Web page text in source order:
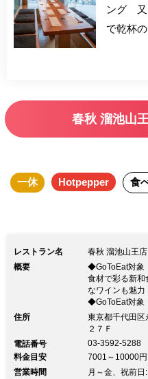
ング 又は
で乾杯
意。 食
も承り
春秋 溜池山
一休 Hotpepper 食
レストラン名
春秋 溜池山王店
概要
◆GoToEat対象
食材で彩る新和
なワインも魅力
◆GoToEat対象
食材で彩る新和
なワインも魅
栃木産の有機野
土を感じる「素
の人気コーナ
住所
東京都千代田
２７Ｆ
電話番号
03-3592-5288
料金目安
7001～10000円
営業時間
月～金、祝前